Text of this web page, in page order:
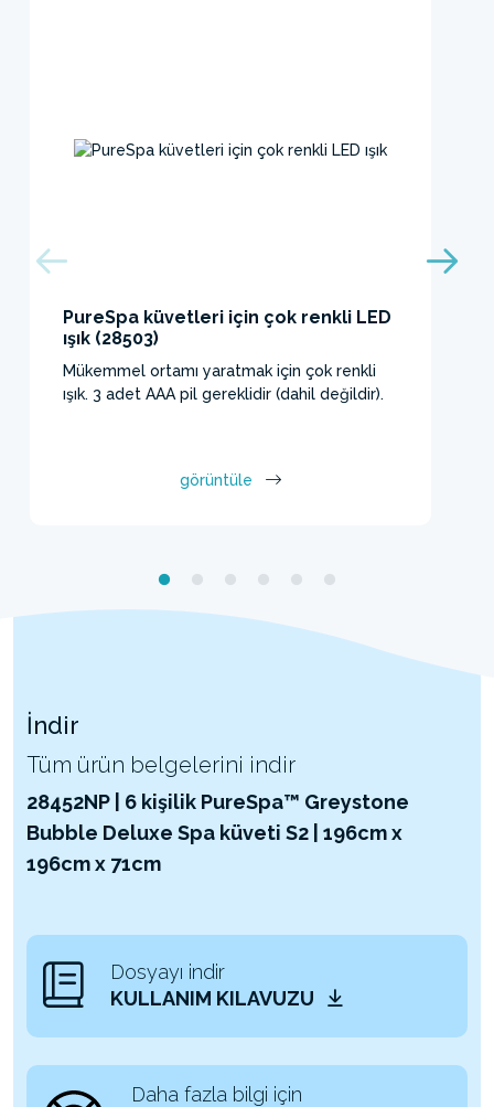
PureSpa küvetleri için çok renkli LED
ışık (28503)
Mükemmel ortamı yaratmak için çok renkli
ışık. 3 adet AAA pil gereklidir (dahil değildir).
görüntüle
İndir
Tüm ürün belgelerini indir
28452NP | 6 kişilik PureSpa™ Greystone
Bubble Deluxe Spa küveti S2 | 196cm x
196cm x 71cm
Dosyayı indir
KULLANIM KILAVUZU
Daha fazla bilgi için